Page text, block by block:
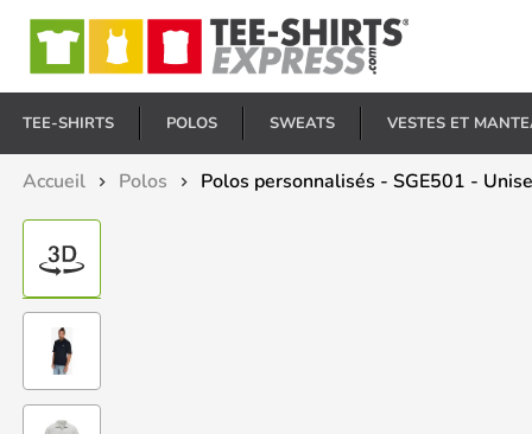
TEE-SHIRTS POLOS SWEATS VESTES ET
Accueil Polos Polos personnalisés - SGE501 -